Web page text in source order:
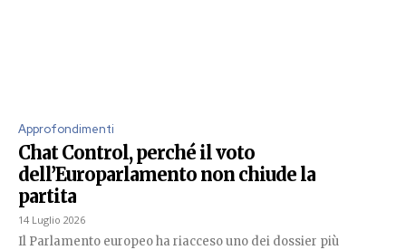
Approfondimenti
Chat Control, perché il voto
dell’Europarlamento non chiude la
partita
14 Luglio 2026
Il Parlamento europeo ha riacceso uno dei dossier più